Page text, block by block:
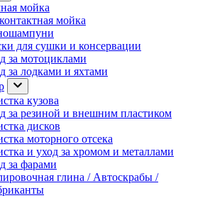
мойка
мойка
для сушки и консервации
за мотоциклами
за лодками и яхтами
кузова
за резиной и внешним пластиком
дисков
моторного отсека
и уход за хромом и металлами
за фарами
глина / Автоскрабы /